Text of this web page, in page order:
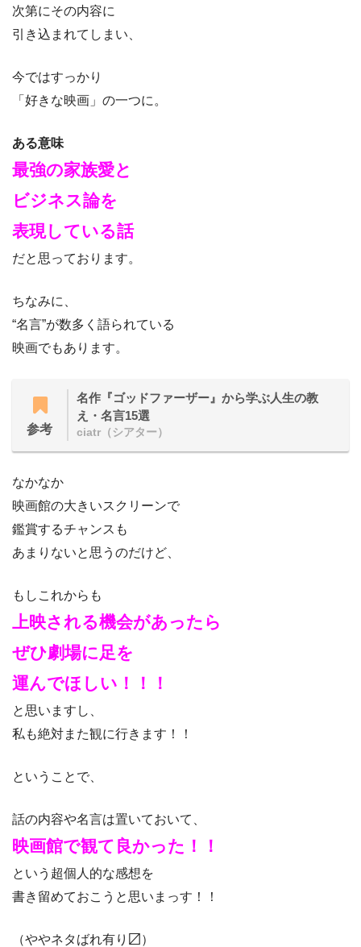
次第にその内容に
引き込まれてしまい、
今ではすっかり
「好きな映画」の一つに。
ある意味
最強の家族愛と
ビジネス論を
表現している話
だと思っております。
ちなみに、
“名言”が数多く語られている
映画でもあります。
参考
名作『ゴッドファーザー』から学ぶ人生の教
え・名言15選
ciatr（シアター）
なかなか
映画館の大きいスクリーンで
鑑賞するチャンスも
あまりないと思うのだけど、
もしこれからも
上映される機会があったら
ぜひ劇場に足を
運んでほしい！！！
と思いますし、
私も絶対また観に行きます！！
ということで、
話の内容や名言は置いておいて、
映画館で観て良かった！！
という超個人的な感想を
書き留めておこうと思いまっす！！
（ややネタばれ有り〼）